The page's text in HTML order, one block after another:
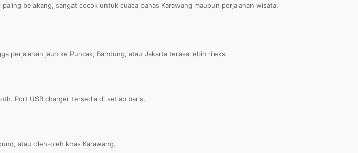
belakang, sangat cocok untuk cuaca panas Karawang maupun perjalanan wisata.
perjalanan jauh ke Puncak, Bandung, atau Jakarta terasa lebih rileks.
Port USB charger tersedia di setiap baris.
atau oleh-oleh khas Karawang.